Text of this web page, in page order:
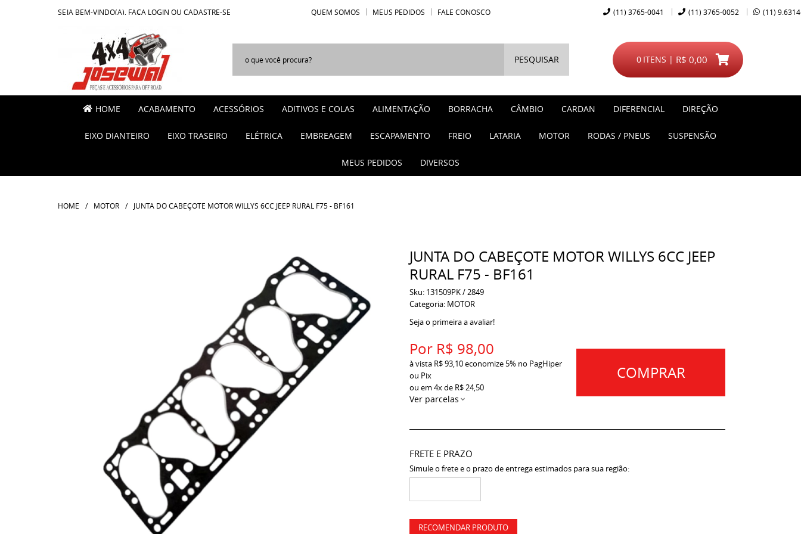
SEJA BEM-VINDO(A), FAÇA LOGIN OU CADASTRE-SE QUEM SOMOS MEUS PEDIDOS FALE CONOSCO (11) 3765-0041 (11) 3765-0052 (11)
PESQUISAR ITENS
0 R$ 0,00
HOME ACABAMENTO ACESSÓRIOS ADITIVOS E COLAS ALIMENTAÇÃO BORRACHA CÂMBIO CARDAN DIFERENCIAL DIREÇÃO
EIXO DIANTEIRO EIXO TRASEIRO ELÉTRICA EMBREAGEM ESCAPAMENTO FREIO LATARIA MOTOR RODAS / PNEUS SUSPENSÃO
MEUS PEDIDOS DIVERSOS
HOME MOTOR JUNTA DO CABEÇOTE MOTOR WILLYS 6CC JEEP RURAL F75 - BF161
JUNTA DO CABEÇOTE MOTOR WILLYS 6CC JEEP
RURAL F75 - BF161
Sku: 131509PK / 2849
Categoria: MOTOR
Seja o primeira a avaliar!
Por R$ 98,00
à vista R$ 93,10economize 5% no PagHiper
ou Pix
ou em 4xde R$ 24,50
Ver parcelas
COMPRAR
FRETE E PRAZO
Simule o frete e o prazo de entrega estimados para sua região:
RECOMENDAR PRODUTO